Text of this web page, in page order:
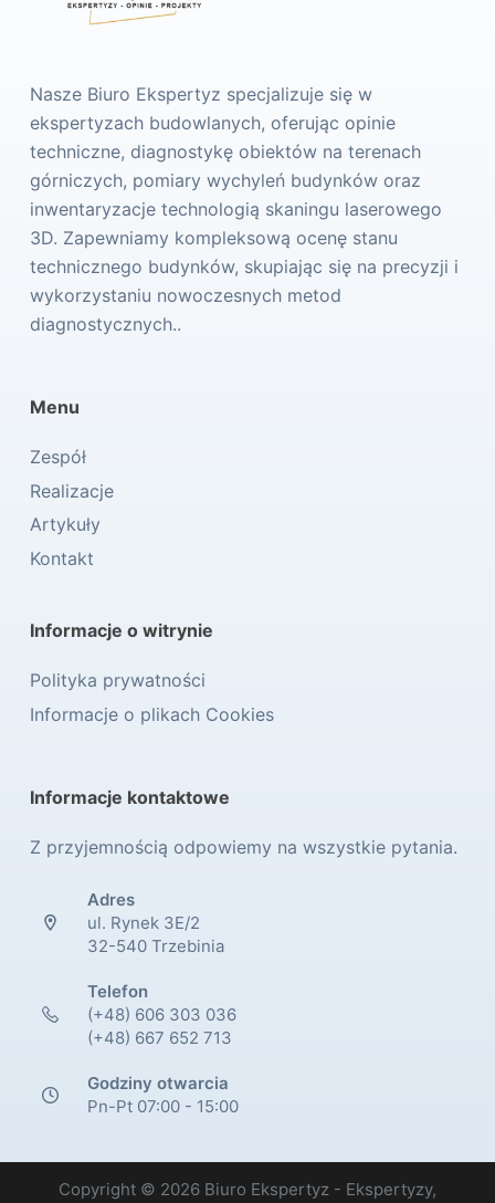
Nasze Biuro Ekspertyz specjalizuje się w
ekspertyzach budowlanych, oferując opinie
techniczne, diagnostykę obiektów na terenach
górniczych, pomiary wychyleń budynków oraz
inwentaryzacje technologią skaningu laserowego
3D. Zapewniamy kompleksową ocenę stanu
technicznego budynków, skupiając się na precyzji i
wykorzystaniu nowoczesnych metod
diagnostycznych..
Menu
Zespół
Realizacje
Artykuły
Kontakt
Informacje o witrynie
Polityka prywatności
Informacje o plikach Cookies
Informacje kontaktowe
Z przyjemnością odpowiemy na wszystkie pytania.
Adres
ul. Rynek 3E/2
32-540 Trzebinia
Telefon
(+48) 606 303 036
(+48) 667 652 713
Godziny otwarcia
Pn-Pt 07:00 - 15:00
Copyright © 2026 Biuro Ekspertyz - Ekspertyzy,